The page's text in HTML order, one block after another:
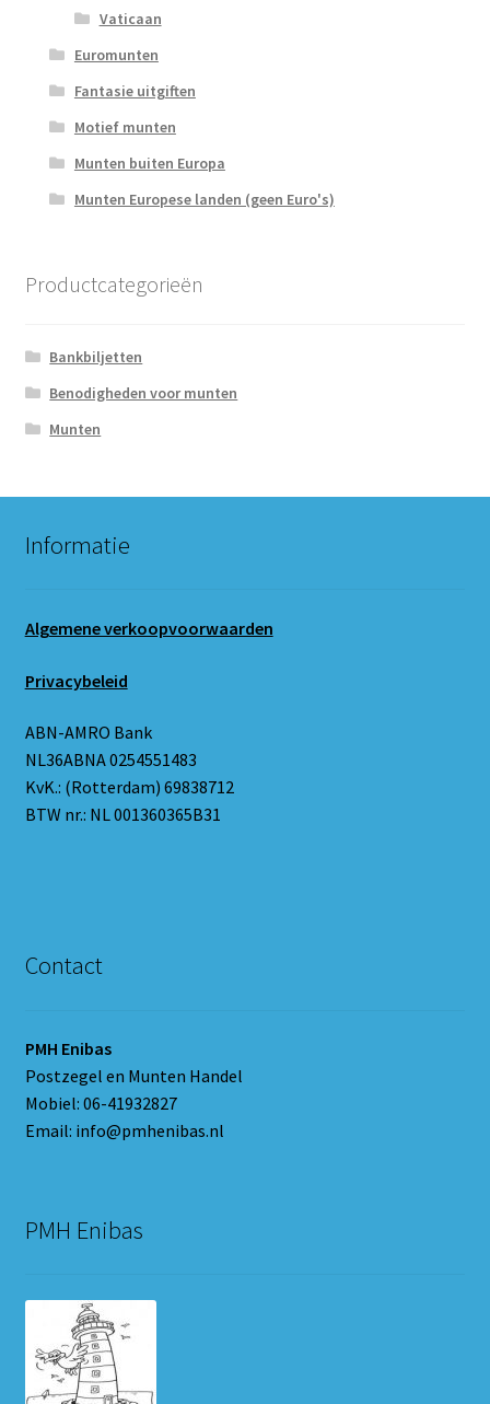
Vaticaan
Euromunten
Fantasie uitgiften
Motief munten
Munten buiten Europa
Munten Europese landen (geen Euro's)
Productcategorieën
Bankbiljetten
Benodigheden voor munten
Munten
Informatie
Algemene verkoopvoorwaarden
Privacybeleid
ABN-AMRO Bank
NL36ABNA 0254551483
KvK.: (Rotterdam) 69838712
BTW nr.: NL 001360365B31
Contact
PMH Enibas
Postzegel en Munten Handel
Mobiel: 06-41932827
Email: info@pmhenibas.nl
PMH Enibas